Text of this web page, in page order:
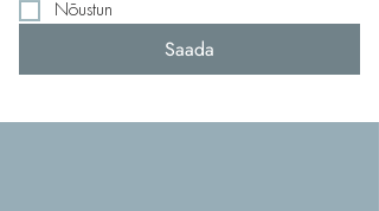
Nõustun
Saada